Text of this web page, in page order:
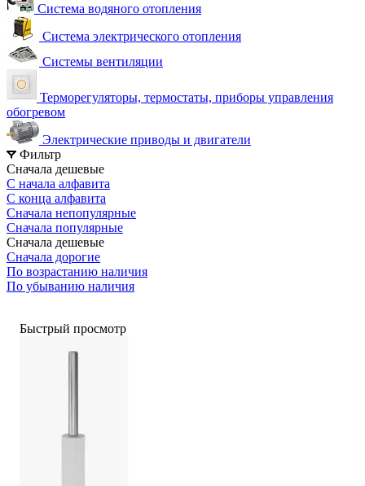
Система водяного отопления
Система электрического отопления
Системы вентиляции
Терморегуляторы, термостаты, приборы управления
обогревом
Электрические приводы и двигатели
Фильтр
Сначала дешевые
С начала алфавита
С конца алфавита
Сначала непопулярные
Сначала популярные
Сначала дешевые
Сначала дорогие
По возрастанию наличия
По убыванию наличия
Быстрый просмотр